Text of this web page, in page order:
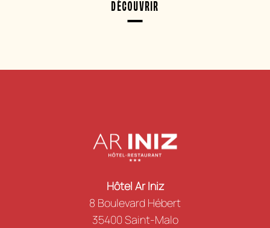
DÉCOUVRIR
Hôtel Ar Iniz
8 Boulevard Hébert
35400 Saint-Malo